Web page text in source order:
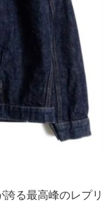
る最高峰のレプリ